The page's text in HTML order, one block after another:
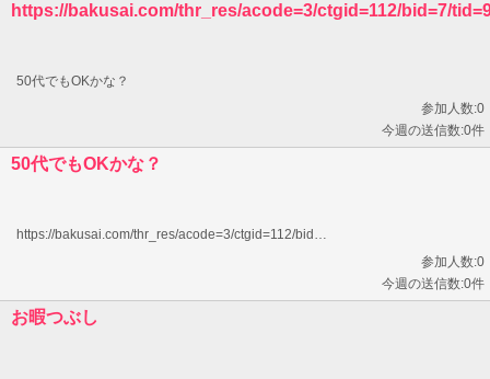
https://bakusai.com/thr_res/acode=3/ctgid=112/bid=7/
50代でもOKかな？
参加人数:0
今週の送信数:0件
50代でもOKかな？
https://bakusai.com/thr_res/acode=3/ctgid=112/bid…
参加人数:0
今週の送信数:0件
お暇つぶし